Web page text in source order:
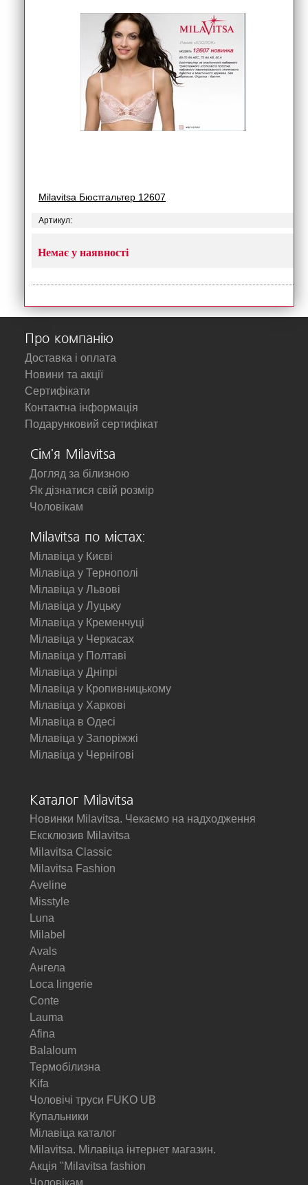
Milavitsa Бюстгальтер 12607
Артикул:
Немає у наявності
Про компанію
Доставка і оплата
Новини та акції
Сертифікати
Контактна інформація
Подарунковий сертифікат
Сім'я Milavitsa
Догляд за білизною
Як дізнатися свій розмір
Чоловікам
Milavitsa по містах:
Мілавіца у Києві
Мілавіца у Тернополі
Мілавіца у Львові
Мілавіца у Луцьку
Мілавіца у Кременчуці
Мілавіца у Черкасах
Мілавіца у Полтаві
Мілавіца у Дніпрі
Мілавіца у Кропивницькому
Мілавіца у Харкові
Мілавіца в Одесі
Мілавіца у Запоріжжі
Мілавіца у Чернігові
Каталог Milavitsa
Новинки Milavitsa. Чекаємо на надходження
Ексклюзив Milavitsa
Milavitsa Classic
Milavitsa Fashion
Aveline
Misstyle
Luna
Milabel
Avals
Ангела
Loca lingerie
Conte
Lauma
Afina
Balaloum
Термобілизна
Kifa
Чоловічі труси FUKO UB
Купальники
Мілавіца каталог
Milavitsa. Мілавіца інтернет магазин.
Акція "Milavitsa fashion
Чоловікам